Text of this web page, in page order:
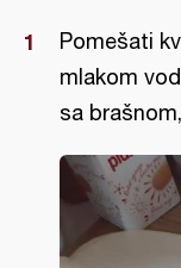
Pomešati
mlakom
sa